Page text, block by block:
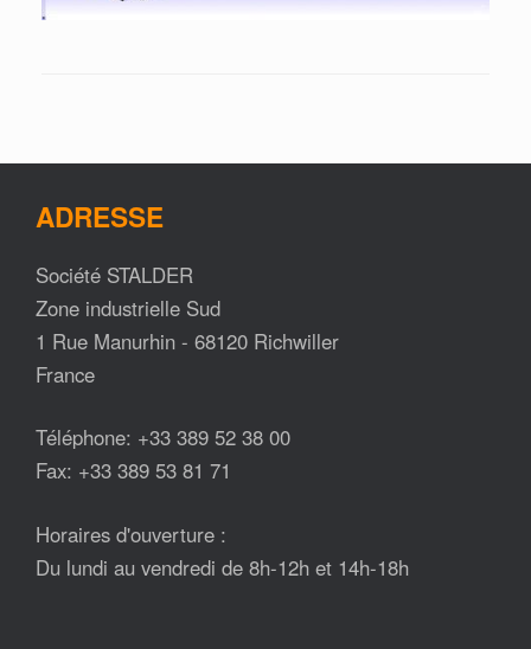
ADRESSE
Société STALDER
Zone industrielle Sud
1 Rue Manurhin - 68120 Richwiller
France
Téléphone: +33 389 52 38 00
Fax: +33 389 53 81 71
Horaires d'ouverture :
Du lundi au vendredi de 8h-12h et 14h-18h